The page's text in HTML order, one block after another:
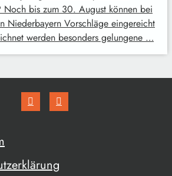
Noch bis zum 30. August können bei
Niederbayern Vorschläge eingereicht
werden besonders gelungene …